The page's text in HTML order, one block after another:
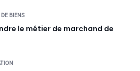
BIENS
le métier de marchand de